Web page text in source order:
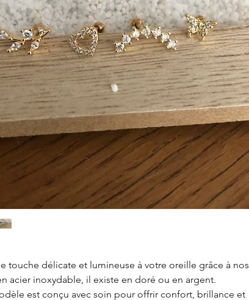
touche délicate et lumineuse à votre oreille grâce à nos
acier inoxydable, il existe en doré ou en argent.
est conçu avec soin pour offrir confort, brillance et